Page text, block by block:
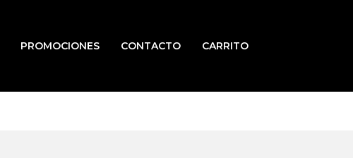
PROMOCIONES CONTACTO CARRITO